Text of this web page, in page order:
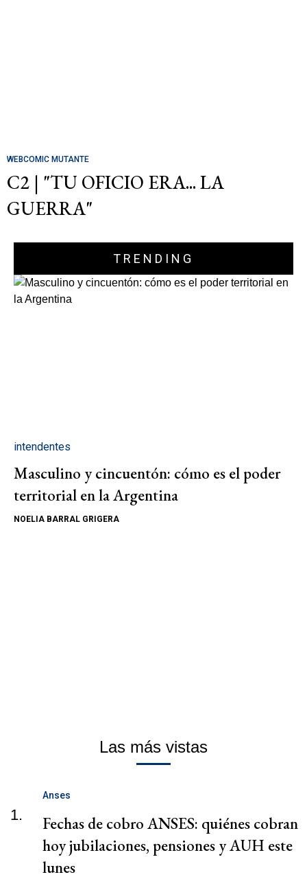
WEBCOMIC MUTANTE
C2 | "TU OFICIO ERA... LA
GUERRA"
TRENDING
intendentes
Masculino y cincuentón: cómo es el poder
territorial en la Argentina
NOELIA BARRAL GRIGERA
Las más vistas
1.
Anses
Fechas de cobro ANSES: quiénes cobran
hoy jubilaciones, pensiones y AUH este
lunes